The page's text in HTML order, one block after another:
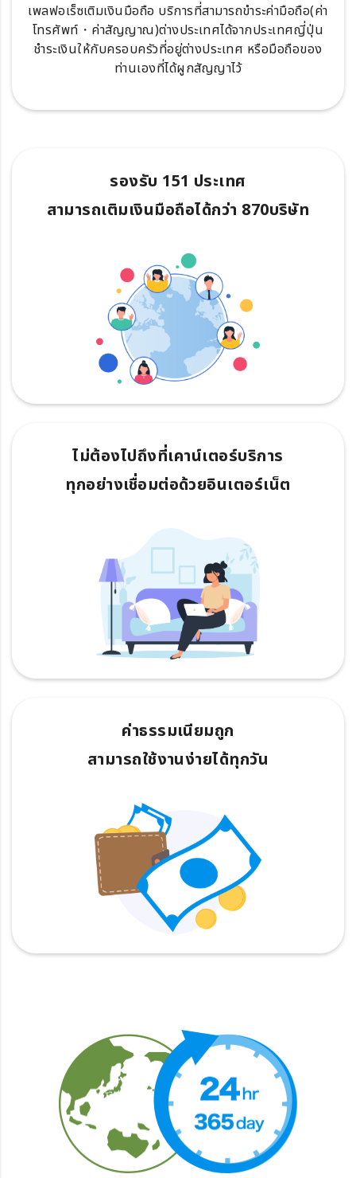
เพลฟอเร็ซเติมเงินมือถือ บริการที่สามารถขำระค่ามือถือ(ค่า
โทรศัพท์・ค่าสัญญาณ)ต่างประเทศได้จากประเทศญี่ปุ่น
ชำระเงินให้กับครอบครัวที่อยู่ต่างประเทศ หรือมือถือของ
ท่านเองที่ได้ผูกสัญญาไว้
รองรับ 151 ประเทศ
สามารถเติมเงินมือถือได้กว่า 870บริษัท
ไม่ต้องไปถึงที่เคาน์เตอร์บริการ
ทุกอย่างเชื่อมต่อด้วยอินเตอร์เน็ต
ค่าธรรมเนียมถูก
สามารถใช้งานง่ายได้ทุกวัน